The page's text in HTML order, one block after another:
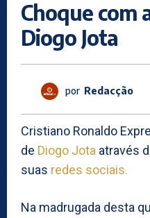
Choque com
Diogo Jota
por Redacção
Cristiano Ronaldo
de Diogo Jota através
suas redes sociais.
Na madrugada desta